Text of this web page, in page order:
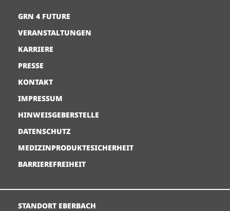
GRN 4 FUTURE
VERANSTALTUNGEN
KARRIERE
PRESSE
KONTAKT
IMPRESSUM
HINWEISGEBERSTELLE
DATENSCHUTZ
MEDIZINPRODUKTESICHERHEIT
BARRIEREFREIHEIT
STANDORT EBERBACH